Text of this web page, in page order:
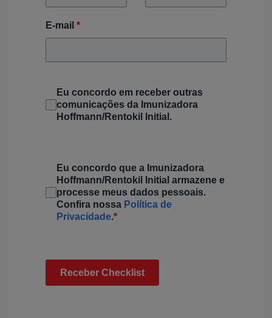
E-mail *
Eu concordo em receber outras
comunicações da Imunizadora
Hoffmann/Rentokil Initial.
Eu concordo que a Imunizadora
Hoffmann/Rentokil Initial armazene e
processe meus dados pessoais.
Confira nossa Política de
Privacidade.*
Receber Checklist